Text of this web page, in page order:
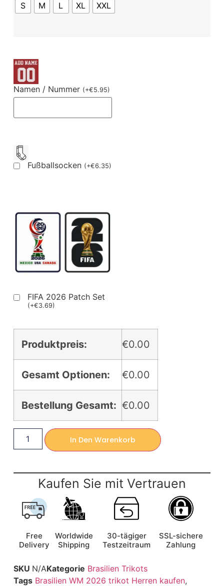
S M L XL XXL
Namen / Nummer (+€5.95)
Fußballsocken (+€6.35)
FIFA 2026 Patch Set
(+€3.69)
Produktpreis: €0.00
Gesamt Optionen: €0.00
Bestellung Gesamt: €0.00
In Den Warenkorb
Kaufen Sie mit Vertrauen
Free
Delivery
Worldwide
Shipping
30-tägiger
Testzeitraum
SSL-sichere
Zahlung
SKU N/AKategorie Brasilien Trikots
Tags Brasilien WM 2026 trikot Herren kaufen,